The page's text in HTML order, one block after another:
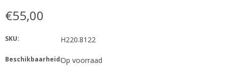
€55,00
SKU: H220.8122
Beschikbaarheid:Op voorraad